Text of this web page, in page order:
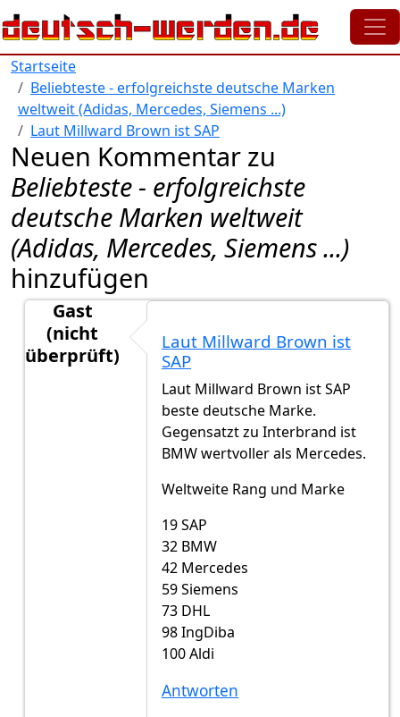
Direkt zum Inhalt
Startseite
Beliebteste - erfolgreichste deutsche Marken
weltweit (Adidas, Mercedes, Siemens ...)
Laut Millward Brown ist SAP
Neuen Kommentar zu
Beliebteste - erfolgreichste
deutsche Marken weltweit
(Adidas, Mercedes, Siemens ...)
hinzufügen
Gast
(nicht
überprüft)
Laut Millward Brown ist
SAP
Laut Millward Brown ist SAP
beste deutsche Marke.
Gegensatzt zu Interbrand ist
BMW wertvoller als Mercedes.
Weltweite Rang und Marke
19 SAP
32 BMW
42 Mercedes
59 Siemens
73 DHL
98 IngDiba
100 Aldi
Antworten